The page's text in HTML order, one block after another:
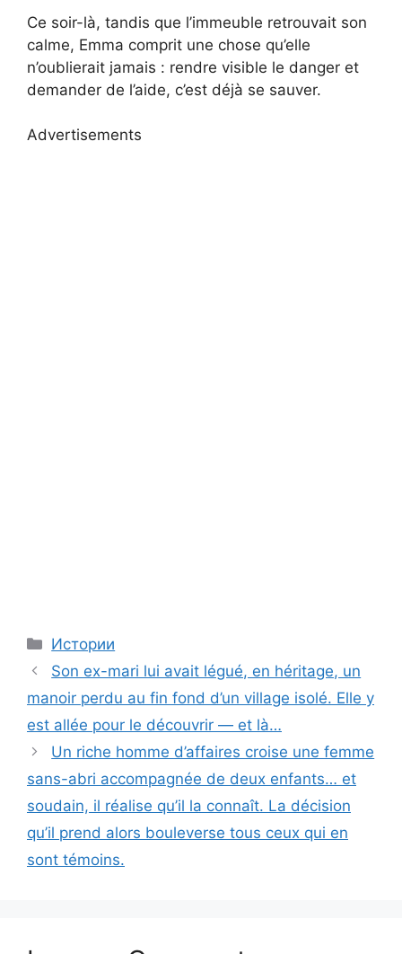
Ce soir-là, tandis que l’immeuble retrouvait son
calme, Emma comprit une chose qu’elle
n’oublierait jamais : rendre visible le danger et
demander de l’aide, c’est déjà se sauver.
Advertisements
Categories
Истории
Son ex-mari lui avait légué, en héritage, un
manoir perdu au fin fond d’un village isolé. Elle y
est allée pour le découvrir — et là…
Un riche homme d’affaires croise une femme
sans-abri accompagnée de deux enfants… et
soudain, il réalise qu’il la connaît. La décision
qu’il prend alors bouleverse tous ceux qui en
sont témoins.